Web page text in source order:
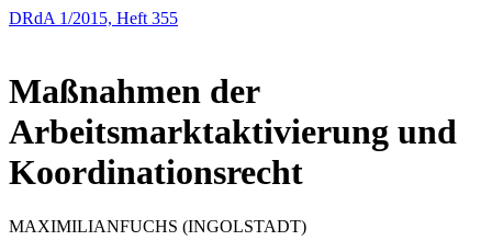
DRdA 1/2015, Heft 355
Maßnahmen der
Arbeitsmarktaktivierung und
Koordinationsrecht
MAXIMILIANFUCHS (INGOLSTADT)